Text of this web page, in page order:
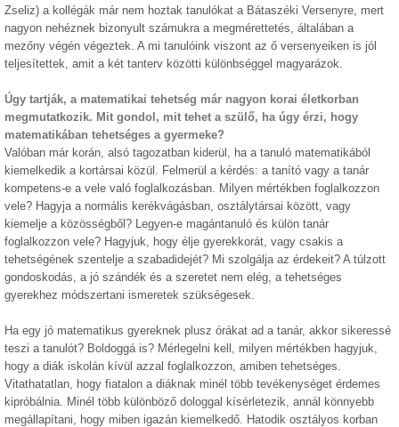
Zseliz) a kollégák már nem hoztak tanulókat a Bátaszéki Versenyre, mert
nagyon nehéznek bizonyult számukra a megmérettetés, általában a
mezőny végén végeztek. A mi tanulóink viszont az ő versenyeiken is jól
teljesítettek, amit a két tanterv közötti különbséggel magyarázok.
Úgy tartják, a matematikai tehetség már nagyon korai életkorban
megmutatkozik. Mit gondol, mit tehet a szülő, ha úgy érzi, hogy
matematikában tehetséges a gyermeke?
Valóban már korán, alsó tagozatban kiderül, ha a tanuló matematikából
kiemelkedik a kortársai közül. Felmerül a kérdés: a tanító vagy a tanár
kompetens-e a vele való foglalkozásban. Milyen mértékben foglalkozzon
vele? Hagyja a normális kerékvágásban, osztálytársai között, vagy
kiemelje a közösségből? Legyen-e magántanuló és külön tanár
foglalkozzon vele? Hagyjuk, hogy élje gyerekkorát, vagy csakis a
tehetségének szentelje a szabadidejét? Mi szolgálja az érdekeit? A túlzott
gondoskodás, a jó szándék és a szeretet nem elég, a tehetséges
gyerekhez módszertani ismeretek szükségesek.
Ha egy jó matematikus gyereknek plusz órákat ad a tanár, akkor sikeressé
teszi a tanulót? Boldoggá is? Mérlegelni kell, milyen mértékben hagyjuk,
hogy a diák iskolán kívül azzal foglalkozzon, amiben tehetséges.
Vitathatatlan, hogy fiatalon a diáknak minél több tevékenységet érdemes
kipróbálnia. Minél több különböző dologgal kísérletezik, annál könnyebb
megállapítani, hogy miben igazán kiemelkedő. Hatodik osztályos korban